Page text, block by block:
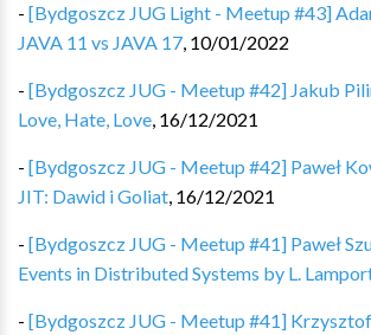
- [Bydgoszcz JUG Light - Meetup #43]
JAVA 11 vs JAVA 17, 10/01/2022
- [Bydgoszcz JUG - Meetup #42] Jakub
Love, Hate, Love, 16/12/2021
- [Bydgoszcz JUG - Meetup #42] Paweł
JIT: Dawid i Goliat, 16/12/2021
- [Bydgoszcz JUG - Meetup #41] Paweł
Events in Distributed Systems by L.
- [Bydgoszcz JUG - Meetup #41]